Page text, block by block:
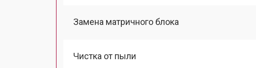
Замена матричного блока
Чистка от пыли